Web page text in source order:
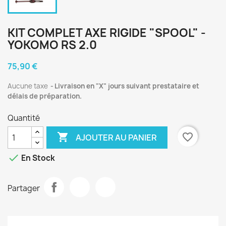
KIT COMPLET AXE RIGIDE "SPOOL" -
YOKOMO RS 2.0
75,90 €
Aucune taxe
Livraison en "X" jours suivant prestataire et
délais de préparation.
Quantité
 AJOUTER AU PANIER
favorite_border
 En Stock
Partager